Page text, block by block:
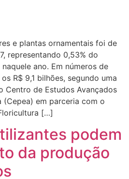
e plantas ornamentais foi de
representando 0,53% do
ano. Em números de
R$ 9,1 bilhões, segundo uma
Centro de Estudos Avançados
(Cepea) em parceria com o
[…]
podem
da produção